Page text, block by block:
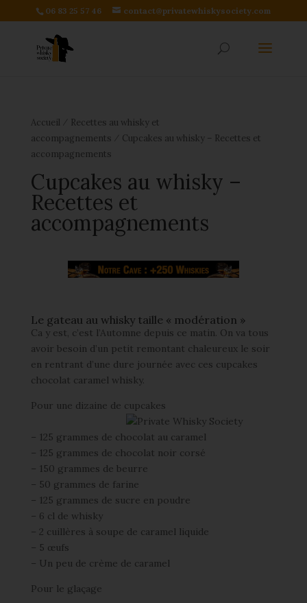
06 83 25 57 46 contact@privatewhiskysociety.com
Accueil
Recettes au whisky et
accompagnements
Cupcakes au whisky – Recettes et
accompagnements
Cupcakes au whisky –
Recettes et
accompagnements
Le gateau au whisky taille « modération »
Ca y est, c’est l’Automne depuis ce matin. On va tous
avoir besoin d’un petit remontant chaleureux le soir
en rentrant d’une dure journée avec ces cupcakes
chocolat caramel whisky.
Pour une dizaine de cupcakes
– 125 grammes de chocolat au caramel
– 125 grammes de chocolat noir corsé
– 150 grammes de beurre
– 50 grammes de farine
– 125 grammes de sucre en poudre
– 6 cl de whisky
– 2 cuillères à soupe de caramel liquide
– 5 œufs
– Un peu de crème de caramel
Pour le glaçage